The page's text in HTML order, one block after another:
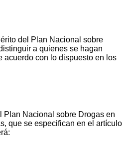
del Plan Nacional sobre
a quienes se hagan
acuerdo con lo dispuesto en los
Plan Nacional sobre Drogas en
que se especifican en el artículo